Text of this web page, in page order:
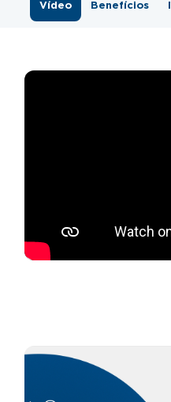
Vídeo Benefícios